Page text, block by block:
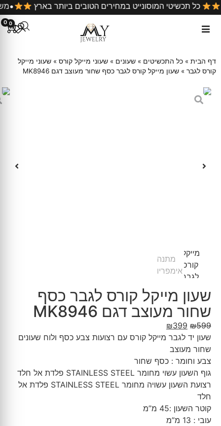
כל תכשיטי המוסונייט במחירים הטובים ביותר בארץ
0 0
דף הבית » כל התכשיטים » שעונים » שעוני מייקל קורס » שעוני מייקל
קורס לגבר » שעון מייקל קורס לגבר כסף שחור מעוצב דגם MK8946
שעון מייקל קורס לגבר כסף
שחור מעוצב דגם MK8946
₪599
₪399
שעון יד לגבר מייקל קורס עם רצועות צבע כסף ולוח שעונים
שחור מעוצב
צבע וחומר : כסף שחור
גוף השעון עשוי מחומר STAINLESS STEEL פלדת אל חלד
רצועת השעון עשויה מחומר STAINLESS STEEL פלדת אל
חלד
קוטר השעון :45 מ”מ
עובי : 13 מ”מ